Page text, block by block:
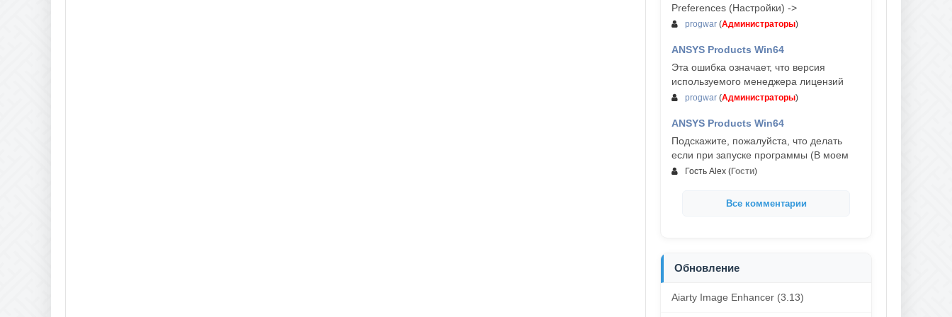
Preferences (Настройки) ->
progwar (Администраторы)
ANSYS Products Win64
Эта ошибка означает, что версия
используемого менеджера лицензий
progwar (Администраторы)
ANSYS Products Win64
Подскажите, пожалуйста, что делать
если при запуске программы (В моем
Гость Alex (Гости)
Все комментарии
Обновление
Aiarty Image Enhancer (3.13)